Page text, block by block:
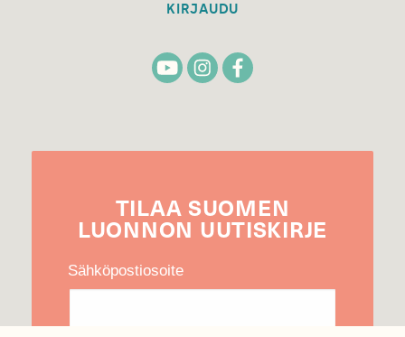
KIRJAUDU
TILAA SUOMEN
LUONNON UUTIS­KIRJE
Sähköpostiosoite